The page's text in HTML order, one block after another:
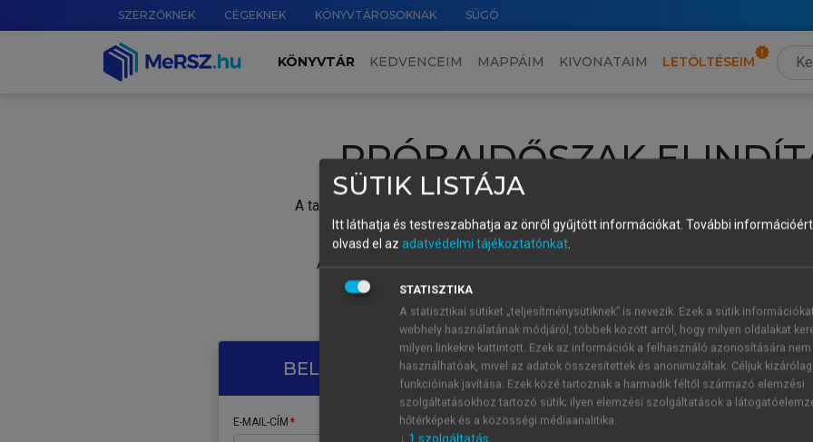
SZERZŐKNEK CÉGEKNEK KÖNYVTÁROSOKNAK SÚGÓ
KÖNYVTÁR KEDVENCEIM MAPPÁIM KIVONATAIM LETÖLTÉSEIM
PRÓBAIDŐSZAK
A tartalom megtekintéséhez lépj be a saját fiókoddal, iskolai azonosítóddal vagy
Új felhasználóként1 óra díjmentes hozzáférésrevagy
A próbaidőszak elindításához,
vagy hozz
A regisztráció után a
BELÉPÉS SAJÁT FIÓKKAL
E-MAIL-CÍM
ÚJ FIÓK
1 óra
SÜTIK LISTÁJA
Itt láthatja és testreszabhatja az önről gyűjtött információkat. További
olvasd el az adatvédelmi tájékoztatónkat.
STATISZTIKA
A statisztikai sütiket „teljesítménysütiknek” is nevezik. Ezek a sütik
webhely használatának módjáról, többek között arról, hogy milyen oldalakat
milyen linkekre kattintott. Ezek az információk a felhasználó azonosítására nem
használhatóak, mivel az adatok összesítettek és anonimizáltak. Céljuk
funkcióinak javítása. Ezek közé tartoznak a harmadik féltől származó elemzési
szolgáltatásokhoz tartozó sütik; ilyen elemzési szolgáltatások a
hőtérképek és a közösségi médiaanalitika.
↓ 1 szolgáltatás